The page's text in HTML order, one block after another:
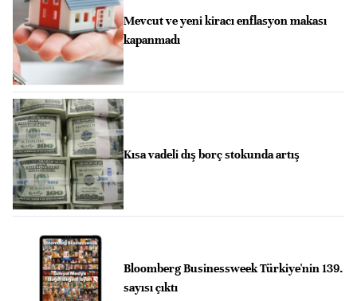
Mevcut ve yeni kiracı enflasyon makası
kapanmadı
Kısa vadeli dış borç stokunda artış
Bloomberg Businessweek Türkiye'nin 139.
sayısı çıktı